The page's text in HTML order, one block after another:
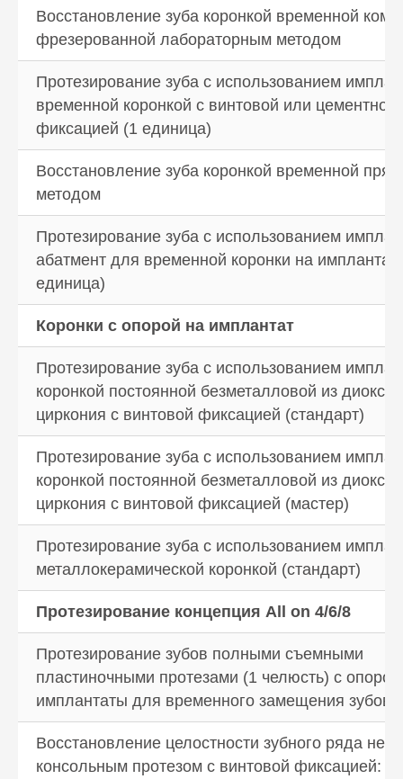
Восстановление зуба коронкой временной
фрезерованной лабораторным методом
Протезирование зуба с использованием
временной коронкой с винтовой или цементной
фиксацией (1 единица)
Восстановление зуба коронкой временной
методом
Протезирование зуба с использованием
абатмент для временной коронки на
единица)
Коронки с опорой на имплантат
Протезирование зуба с использованием
коронкой постоянной безметалловой из
циркония с винтовой фиксацией (стандарт)
Протезирование зуба с использованием
коронкой постоянной безметалловой из
циркония с винтовой фиксацией (мастер)
Протезирование зуба с использованием
металлокерамической коронкой (стандарт)
Протезирование концепция All on 4/6/8
Протезирование зубов полными съемными
пластиночными протезами (1 челюсть) с
имплантаты для временного замещения зубов
Восстановление целостности зубного ряда
консольным протезом с винтовой фиксацией: